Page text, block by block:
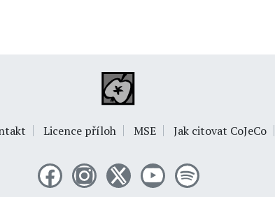
Licence příloh MSE Jak citovat CoJeCo